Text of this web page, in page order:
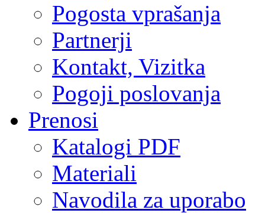
Pogosta vprašanja
Partnerji
Kontakt, Vizitka
Pogoji poslovanja
Prenosi
Katalogi PDF
Materiali
Navodila za uporabo